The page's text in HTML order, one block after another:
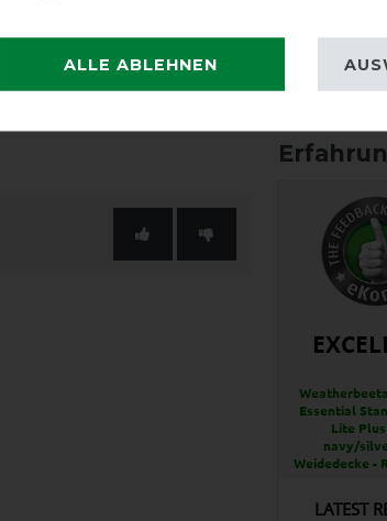
verschiedenen
&
Essential
Lite
navy/
Weidedecke -
LATEST
ALLE ABLEHNEN